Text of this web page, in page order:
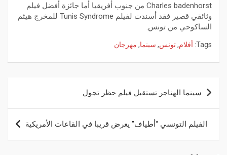
Charles badenhorst من جنوب أفريقيا أما جائزة أفضل فيلم
وثائقي قصير فقد أسندت لفيلم Tunis Syndrome للمخرج هيثم
الساكوحي من تونس.
Tags: أفلام,تونس, سينما, مهرجان
سينما الهناجر تستقبل فيلم حظر تجول
الفيلم التونسي “أطياف” يعرض قريبا في القاعات الأمريكية